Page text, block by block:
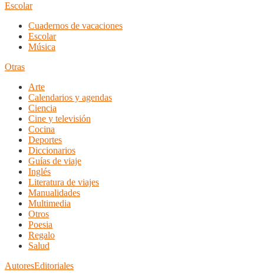
Escolar
Cuadernos de vacaciones
Escolar
Música
Otras
Arte
Calendarios y agendas
Ciencia
Cine y televisión
Cocina
Deportes
Diccionarios
Guías de viaje
Inglés
Literatura de viajes
Manualidades
Multimedia
Otros
Poesia
Regalo
Salud
AutoresEditoriales